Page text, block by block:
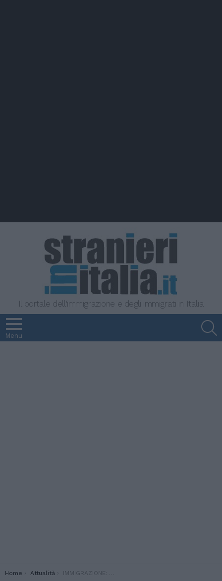
Il portale dell'immigrazione e degli immigrati in Italia
Menu
You are here:
Home Attualità IMMIGRAZIONE: POLLASTRINI, SI’ A CODICE DEONTOLOGICO MEDIA